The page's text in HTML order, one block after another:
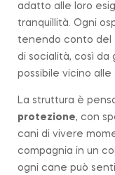
adatto alle loro
tranquillità. Ogni
tenendo conto del
di socialità, così da
possibile vicino
La struttura è
protezione, con
cani di vivere
compagnia in un
ogni cane può